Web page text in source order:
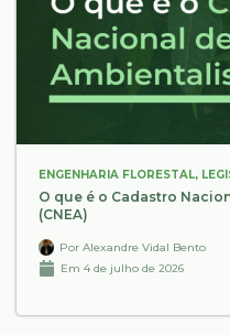
ENGENHARIA FLORESTAL,
O que é o Cadastro
(CNEA)
Por Alexandre Vidal Bento
Em 4 de julho de 2026